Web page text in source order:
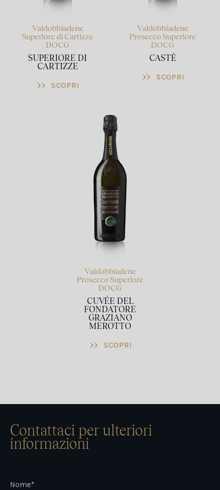
Valdobbiadene
Superiore di Cartizze
DOCG
SUPERIORE DI
CARTIZZE
Valdobbiadene
Prosecco Superiore
DOCG
CASTÈ
Valdobbiadene
Prosecco Superiore
DOCG
CUVÉE DEL
FONDATORE
GRAZIANO
MEROTTO
Contattaci per ulteriori
informazioni
Nome*